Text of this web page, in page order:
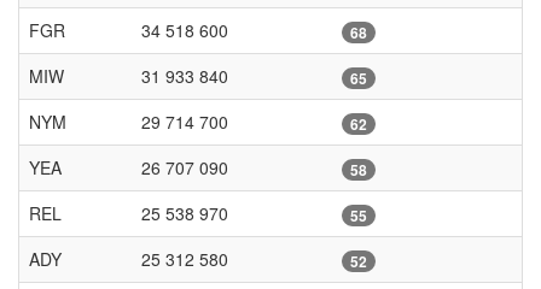
FGR 34 518 600 68
MIW 31 933 840 65
NYM 29 714 700 62
YEA 26 707 090 58
REL 25 538 970 55
ADY 25 312 580 52